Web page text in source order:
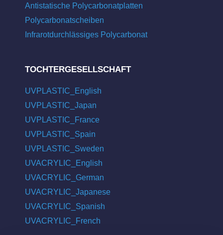
Antistatische Polycarbonatplatten
Polycarbonatscheiben
Infrarotdurchlässiges Polycarbonat
TOCHTERGESELLSCHAFT
UVPLASTIC_English
UVPLASTIC_Japan
UVPLASTIC_France
UVPLASTIC_Spain
UVPLASTIC_Sweden
UVACRYLIC_English
UVACRYLIC_German
UVACRYLIC_Japanese
UVACRYLIC_Spanish
UVACRYLIC_French